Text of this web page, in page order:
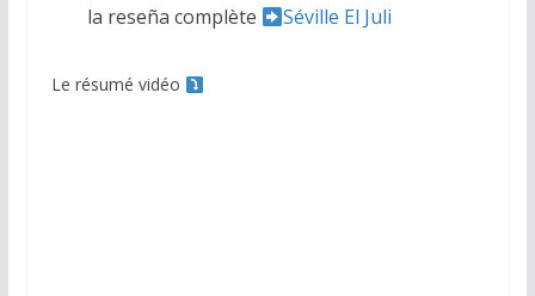
la reseña complète
Séville El Juli
Le résumé vidéo